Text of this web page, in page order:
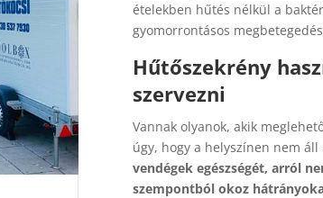
ételekben hűtés nélkül a
gyomorrontásos
Hűtőszekrény
szervezni
Vannak olyanok, akik
úgy, hogy a helyszínen nem
vendégek egészségét, arról
szempontból okoz